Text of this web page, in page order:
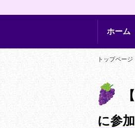
ホーム
トップページ
に参